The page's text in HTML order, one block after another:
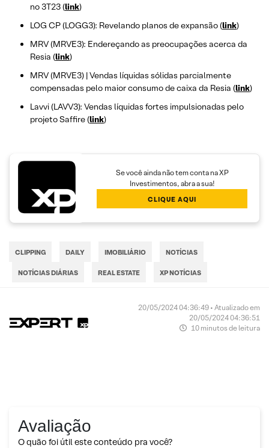
no 3T23 (link)
LOG CP (LOGG3): Revelando planos de expansão (link)
MRV (MRVE3): Endereçando as preocupações acerca da
Resia (link)
MRV (MRVE3) | Vendas líquidas sólidas parcialmente
compensadas pelo maior consumo de caixa da Resia (link)
Lavvi (LAVV3): Vendas líquidas fortes impulsionadas pelo
projeto Saffire (link)
Se você ainda não tem conta na XP
Investimentos, abra a sua!
CLIQUE AQUI
CLIPPING DAILY IMOBILIÁRIO NOTÍCIAS
NOTÍCIAS DIÁRIAS REAL ESTATE XP NOTÍCIAS
20/05/2024 04:36:49 • Atualizado em
20/05/2024 04:36:51
10 minutos de leitura
Avaliação
O quão foi útil este conteúdo pra você?